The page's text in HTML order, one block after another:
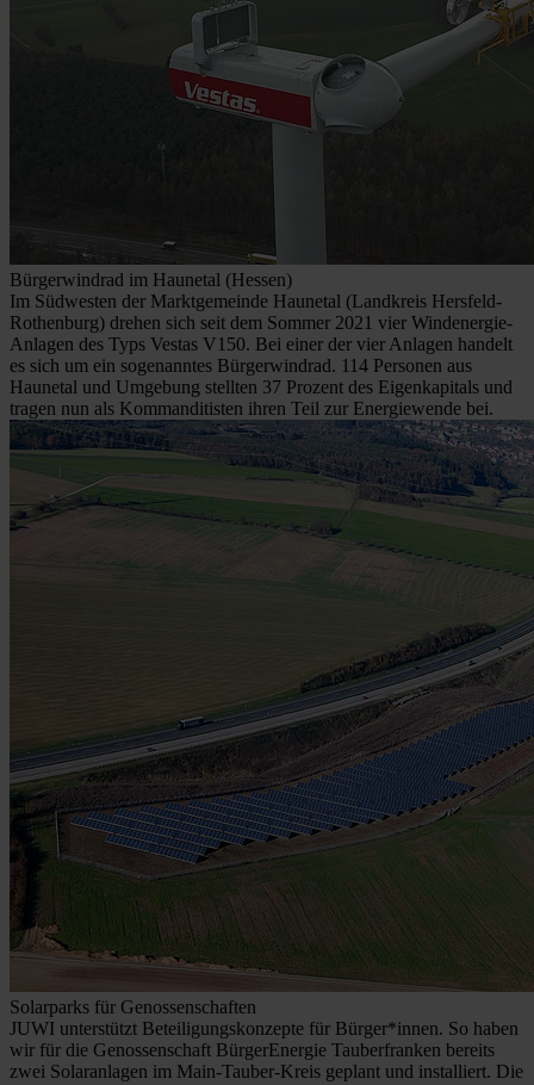
Bürgerwindrad im Haunetal (Hessen)
Im Südwesten der Marktgemeinde Haunetal (Landkreis Hersfeld-
Rothenburg) drehen sich seit dem Sommer 2021 vier Windenergie-
Anlagen des Typs Vestas V150. Bei einer der vier Anlagen handelt
es sich um ein sogenanntes Bürgerwindrad. 114 Personen aus
Haunetal und Umgebung stellten 37 Prozent des Eigenkapitals und
tragen nun als Kommanditisten ihren Teil zur Energiewende bei.
Solarparks für Genossenschaften
JUWI unterstützt Beteiligungskonzepte für Bürger*innen. So haben
wir für die Genossenschaft BürgerEnergie Tauberfranken bereits
zwei Solaranlagen im Main-Tauber-Kreis geplant und installiert. Die